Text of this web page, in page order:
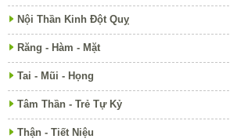
Nội Thần Kinh Đột Quỵ
Răng - Hàm - Mặt
Tai - Mũi - Họng
Tâm Thần - Trẻ Tự Kỷ
Thận - Tiết Niệu